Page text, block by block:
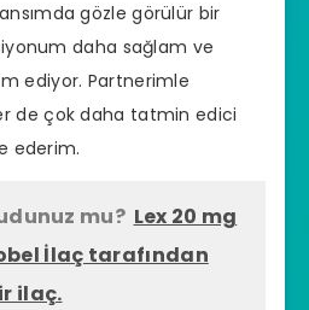
gözle görülür bir
daha sağlam ve
ediyor. Partnerimle
de çok daha tatmin edici
ederim.
mu? Lex 20 mg
İlaç tarafından
ilaç.